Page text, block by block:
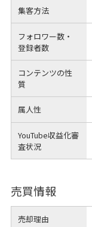
集客方法
フォロワー数・
登録者数
コンテンツの性
質
属人性
YouTube収益化審
査状況
売買情報
売却理由